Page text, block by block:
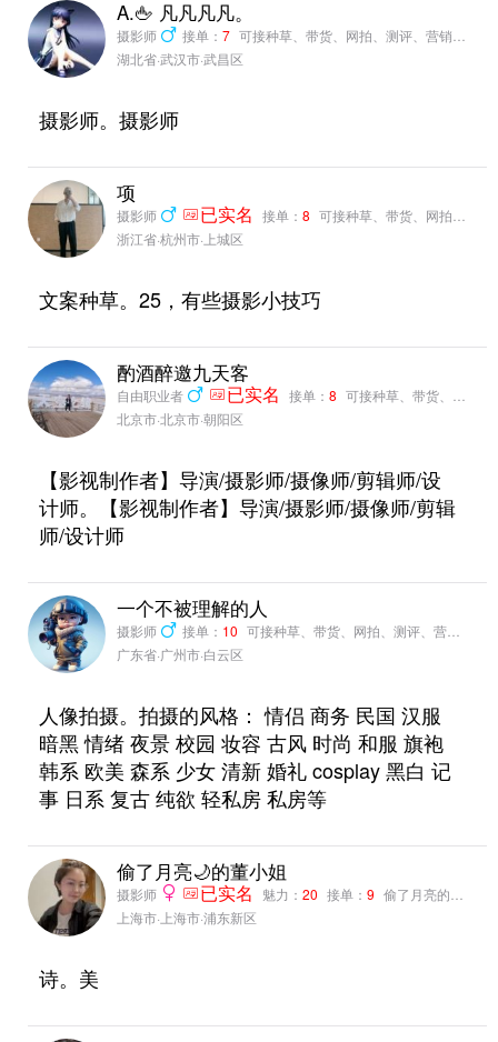
A.🖕 凡凡凡凡。
摄影师 接单： 7 可接种草、带货、网拍、测评、营销推广
湖北省·武汉市·武昌区
摄影师。摄影师
项
摄影师 已实名 接单： 8 可接种草、带货、网拍、测评、营销推广
浙江省·杭州市·上城区
文案种草。25，有些摄影小技巧
酌酒醉邀九天客
自由职业者 已实名 接单： 8 可接种草、带货、网拍、测评、营销推广
北京市·北京市·朝阳区
【影视制作者】导演/摄影师/摄像师/剪辑师/设
计师。【影视制作者】导演/摄影师/摄像师/剪辑
师/设计师
一个不被理解的人
摄影师 接单： 10 可接种草、带货、网拍、测评、营销推广
广东省·广州市·白云区
人像拍摄。拍摄的风格： 情侣 商务 民国 汉服
暗黑 情绪 夜景 校园 妆容 古风 时尚 和服 旗袍
韩系 欧美 森系 少女 清新 婚礼 cosplay 黑白 记
事 日系 复古 纯欲 轻私房 私房等
偷了月亮🌙的董小姐
摄影师 已实名 魅力： 20 接单： 9 偷了月亮的董小姐粉丝：
上海市·上海市·浦东新区
诗。美